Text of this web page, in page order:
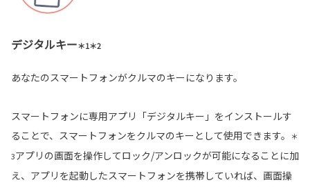
デジタルキー＊1＊2
あなたのスマートフォンがクルマのキーになります。
スマートフォンに専用アプリ「デジタルキー」をインストールす
ることで、スマートフォンをクルマのキーとして使用できます。
＊
3アプリの画面を操作してロック/アンロックが可能になることに加
え、アプリを起動したスマートフォンを携帯していれば、画面操